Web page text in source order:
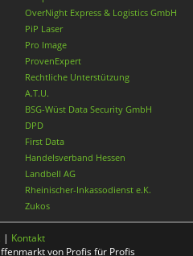
OverNight Express & Logistics GmbH
PiP Laser
Pro Image
ProvenExpert
Rechtliche Unterstützung
A.T.U.
BSG-Wüst Data Security GmbH
DPD
First Data
Handelsverband Hessen
Landbell AG
Rheinischer-Inkassodienst e.K.
Zukos
| Kontakt
von Profis für Profis